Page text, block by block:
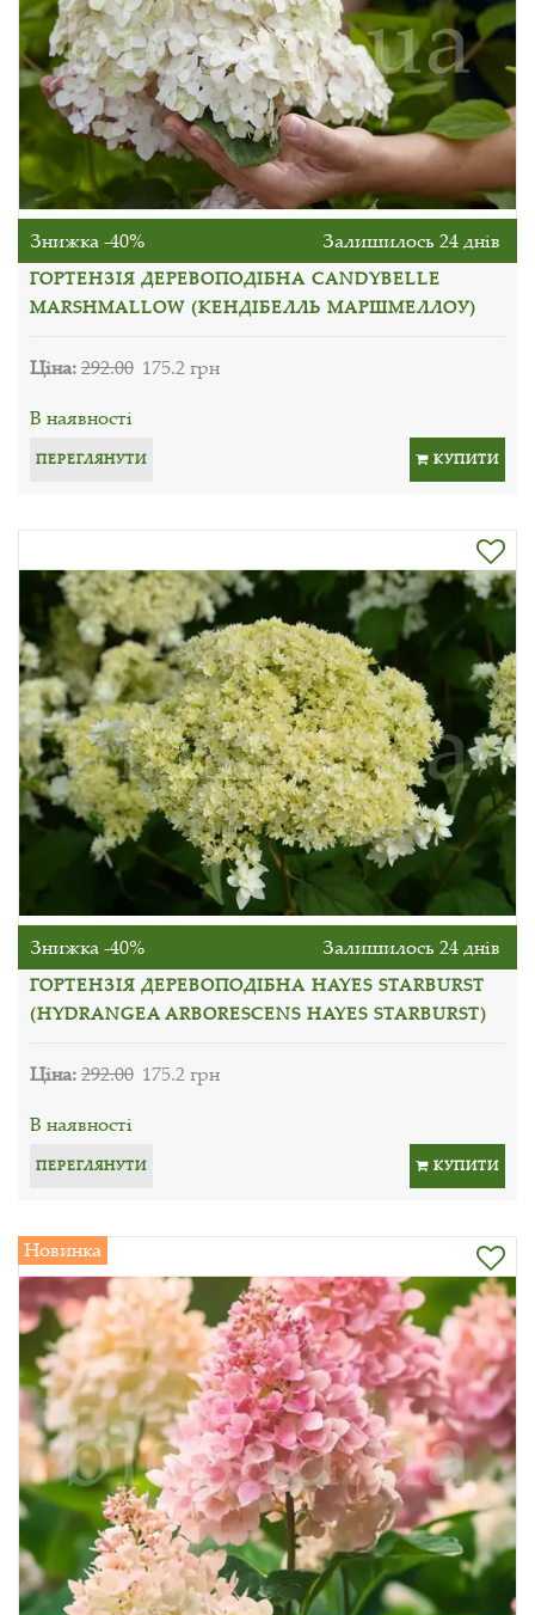
Знижка -40% Залишилось 24 днів
ГОРТЕНЗІЯ ДЕРЕВОПОДІБНА CANDYBELLE
MARSHMALLOW (КЕНДІБЕЛЛЬ МАРШМЕЛЛОУ)
Ціна:292.00 175.2 грн
В наявності
ПЕРЕГЛЯНУТИ КУПИТИ
Знижка -40% Залишилось 24 днів
ГОРТЕНЗІЯ ДЕРЕВОПОДІБНА HAYES STARBURST
(HYDRANGEA ARBORESCENS HAYES STARBURST)
Ціна:292.00 175.2 грн
В наявності
ПЕРЕГЛЯНУТИ КУПИТИ
Новинка